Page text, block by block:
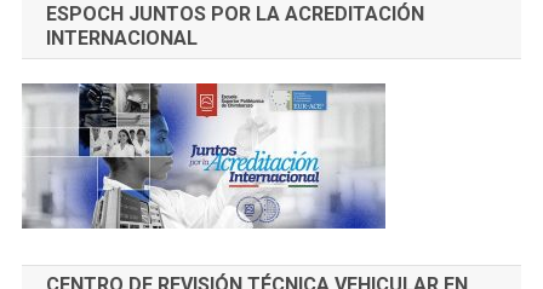
ESPOCH JUNTOS POR LA ACREDITACIÓN
INTERNACIONAL